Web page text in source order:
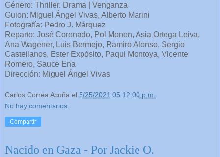
Género: Thriller. Drama | Venganza
Guion: Miguel Ángel Vivas, Alberto Marini
Fotografía: Pedro J. Márquez
Reparto: José Coronado, Pol Monen, Asia Ortega Leiva,
Ana Wagener, Luis Bermejo, Ramiro Alonso, Sergio
Castellanos, Ester Expósito, Paqui Montoya, Vicente
Romero, Sauce Ena
Dirección: Miguel Ángel Vivas
Carlos Correa Acuña el 5/25/2021 05:12:00 p.m.
No hay comentarios.:
Compartir
Nacido en Gaza - Por Jackie O.